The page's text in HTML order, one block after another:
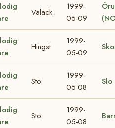
Valack
1999-
05-09
Hingst
1999-
05-09
Sto
1999-
05-08
Slo
Sto
1999-
05-08